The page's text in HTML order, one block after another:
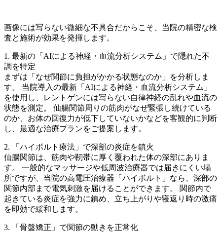
画像には写らない微細な不具合だからこそ、当院の精密な検
査と施術が効果を発揮します。
1. 最新の「AIによる神経・血流分析システム」で隠れた不
調を特定
まずは「なぜ関節に負担がかかる状態なのか」を分析しま
す。 当院導入の最新「AIによる神経・血流分析システム」
を使用し、レントゲンには写らない自律神経の乱れや血流の
状態を測定。 仙腸関節周りの筋肉がなぜ緊張し続けている
のか、お体の回復力が低下していないかなどを客観的に判断
し、最適な治療プランをご提案します。
2. 「ハイボルト療法」で深部の炎症を鎮火
仙腸関節は、筋肉や靭帯に厚く覆われた体の深部にありま
す。 一般的なマッサージや低周波治療器では届きにくい場
所ですが、当院の高電圧治療器「ハイボルト」なら、深部の
関節内部まで電気刺激を届けることができます。 関節内で
起きている炎症を強力に鎮め、立ち上がりや寝返り時の激痛
を即効で緩和します。
3. 「骨盤矯正」で関節の動きを正常化